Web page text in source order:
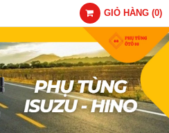
GIỎ HÀNG (0)